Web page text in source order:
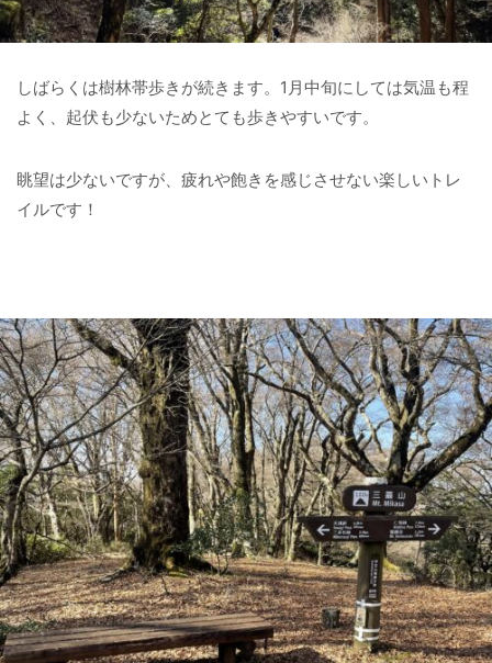
しばらくは樹林帯歩きが続きます。1月中旬にしては気温も程
よく、起伏も少ないためとても歩きやすいです。
眺望は少ないですが、疲れや飽きを感じさせない楽しいトレ
イルです！